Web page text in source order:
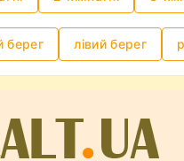
берег лівий берег